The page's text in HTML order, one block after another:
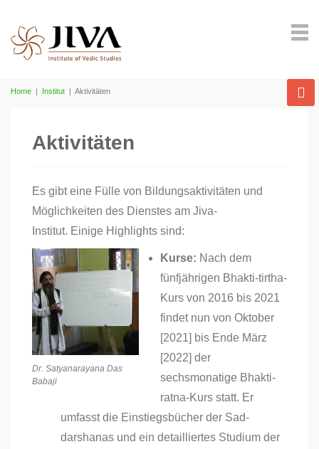
Home | Institut | Aktivitäten
Aktivitäten
Es gibt eine Fülle von Bildungsaktivitäten und
Möglichkeiten des Dienstes am Jiva-
Institut. Einige Highlights sind:
Dr. Satyanarayana Das
Babaji
Kurse: Nach dem
fünfjährigen Bhakti-tirtha-
Kurs von 2016 bis 2021
findet nun von Oktober
[2021] bis Ende März
[2022] der
sechsmonatige Bhakti-
ratna-Kurs statt. Er
umfasst die Einstiegsbücher der Sad-
darshanas und ein detailliertes Studium der